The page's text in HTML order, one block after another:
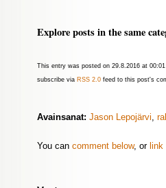
Explore posts in the same
This entry was posted on 29.8.2016 at
subscribe via RSS 2.0 feed to this post's
Avainsanat: Jason Lepojärvi
You can comment below, or link